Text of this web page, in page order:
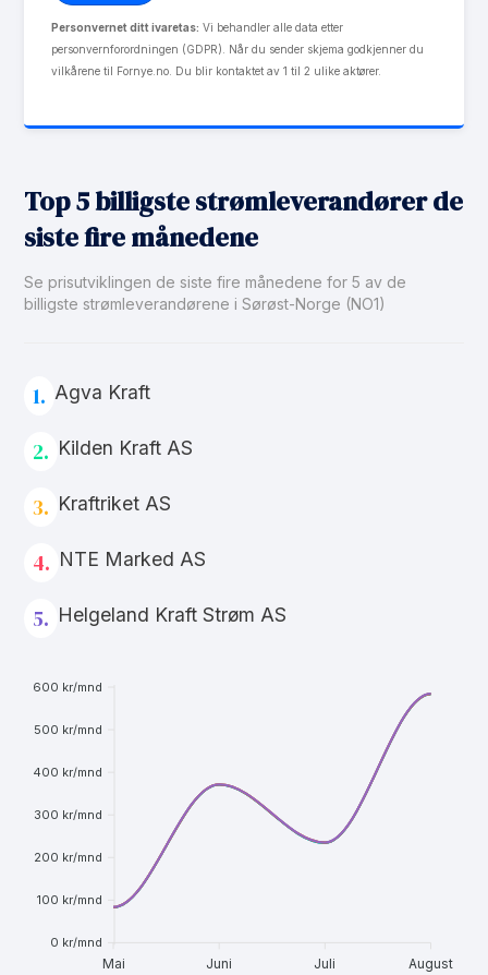
Personvernet ditt ivaretas: Vi behandler alle data etter
personvernforordningen (GDPR). Når du sender skjema godkjenner du
vilkårene til Fornye.no. Du blir kontaktet av 1 til 2 ulike aktører.
Top 5 billigste strømleverandører de
siste fire månedene
Se prisutviklingen de siste fire månedene for 5 av de
billigste strømleverandørene i Sørøst-Norge (NO1)
1. Agva Kraft
2. Kilden Kraft AS
3. Kraftriket AS
4. NTE Marked AS
5. Helgeland Kraft Strøm AS
600 kr/mnd
500 kr/mnd
400 kr/mnd
300 kr/mnd
200 kr/mnd
100 kr/mnd
0 kr/mnd
Mai Juni Juli August